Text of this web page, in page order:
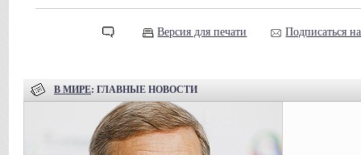
Версия для печати Подписаться
В МИРЕ: ГЛАВНЫЕ НОВОСТИ